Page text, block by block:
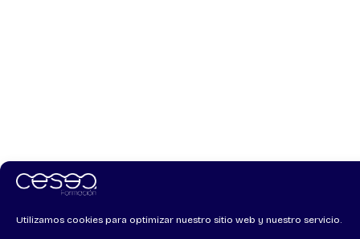
Utilizamos cookies para optimizar nuestro sitio web y nuestro servicio.